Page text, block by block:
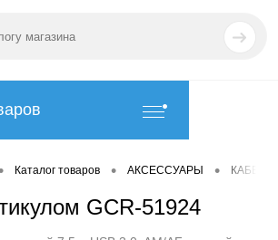
Каталог товаров • АКСЕССУАРЫ •
GCR-51924